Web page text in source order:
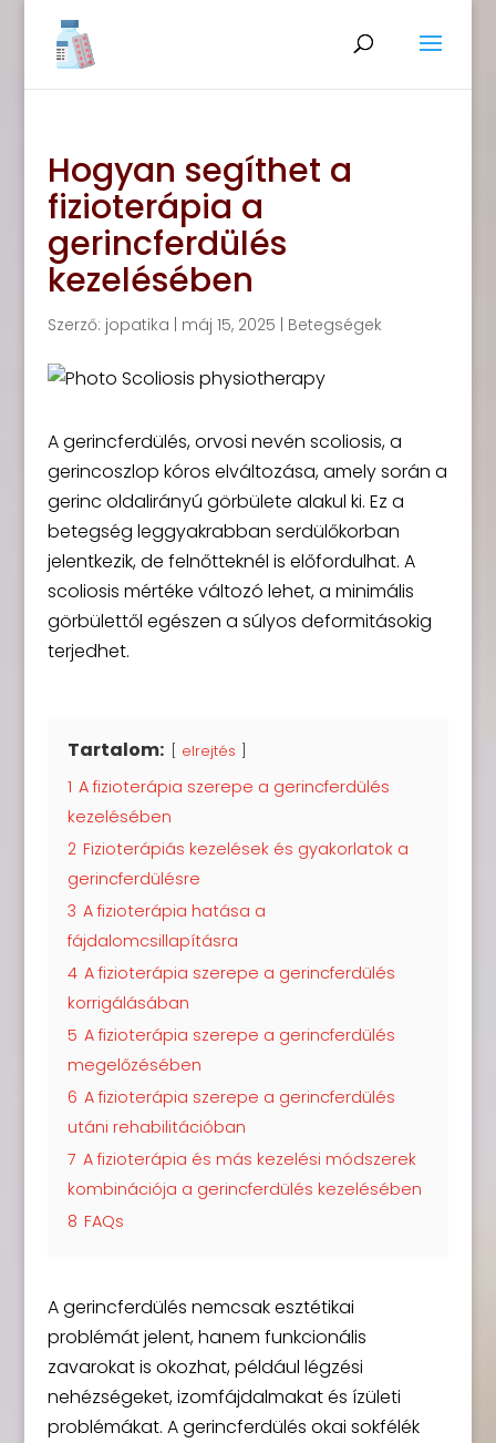
Hogyan segíthet a
fizioterápia a
gerincferdülés
kezelésében
Szerző: jopatika máj 15, 2025 Betegségek
A gerincferdülés, orvosi nevén scoliosis, a
gerincoszlop kóros elváltozása, amely során a
gerinc oldalirányú görbülete alakul ki. Ez a
betegség leggyakrabban serdülőkorban
jelentkezik, de felnőtteknél is előfordulhat. A
scoliosis mértéke változó lehet, a minimális
görbülettől egészen a súlyos deformitásokig
terjedhet.
Tartalom: elrejtés
1 A fizioterápia szerepe a gerincferdülés
kezelésében
2 Fizioterápiás kezelések és gyakorlatok a
gerincferdülésre
3 A fizioterápia hatása a
fájdalomcsillapításra
4 A fizioterápia szerepe a gerincferdülés
korrigálásában
5 A fizioterápia szerepe a gerincferdülés
megelőzésében
6 A fizioterápia szerepe a gerincferdülés
utáni rehabilitációban
7 A fizioterápia és más kezelési módszerek
kombinációja a gerincferdülés kezelésében
8 FAQs
A gerincferdülés nemcsak esztétikai
problémát jelent, hanem funkcionális
zavarokat is okozhat, például légzési
nehézségeket, izomfájdalmakat és ízületi
problémákat. A gerincferdülés okai sokfélék